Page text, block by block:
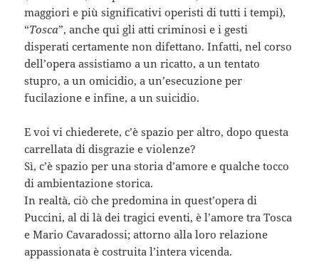
maggiori e più significativi operisti di tutti i tempi),
“Tosca”, anche qui gli atti criminosi e i gesti
disperati certamente non difettano. Infatti, nel corso
dell’opera assistiamo a un ricatto, a un tentato
stupro, a un omicidio, a un’esecuzione per
fucilazione e infine, a un suicidio.
E voi vi chiederete, c’è spazio per altro, dopo questa
carrellata di disgrazie e violenze?
Sì, c’è spazio per una storia d’amore e qualche tocco
di ambientazione storica.
In realtà, ciò che predomina in quest’opera di
Puccini, al di là dei tragici eventi, è l’amore tra Tosca
e Mario Cavaradossi; attorno alla loro relazione
appassionata è costruita l’intera vicenda.